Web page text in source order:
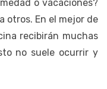
o vacaciones?
otros. En el mejor de
recibirán muchas
no suele ocurrir y